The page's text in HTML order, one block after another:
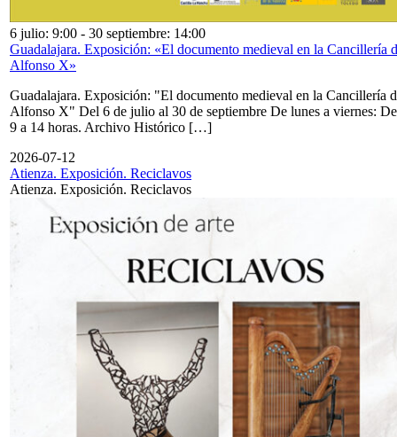
6 julio: 9:00 - 30 septiembre: 14:00
Guadalajara. Exposición: «El documento medieval en la Cancillería
Alfonso X»
Guadalajara. Exposición: "El documento medieval en la Cancillería
Alfonso X" Del 6 de julio al 30 de septiembre De lunes a viernes: De
9 a 14 horas. Archivo Histórico […]
2026-07-12
Atienza. Exposición. Reciclavos
Atienza. Exposición. Reciclavos